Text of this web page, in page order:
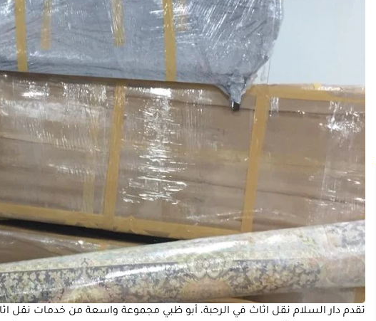
تقدم دار السلام نقل اثاث في الرحبة، أبو ظبي مجموعة واسعة من خدمات نقل